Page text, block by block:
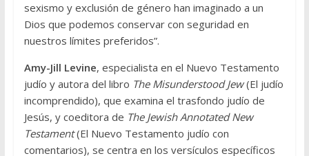
sexismo y exclusión de género han imaginado a un
Dios que podemos conservar con seguridad en
nuestros límites preferidos”.
Amy-Jill Levine, especialista en el Nuevo Testamento
judío y autora del libro The Misunderstood Jew(El judío
incomprendido), que examina el trasfondo judío de
Jesús, y coeditora de The Jewish Annotated New
Testament(El Nuevo Testamento judío con
comentarios), se centra en los versículos específicos